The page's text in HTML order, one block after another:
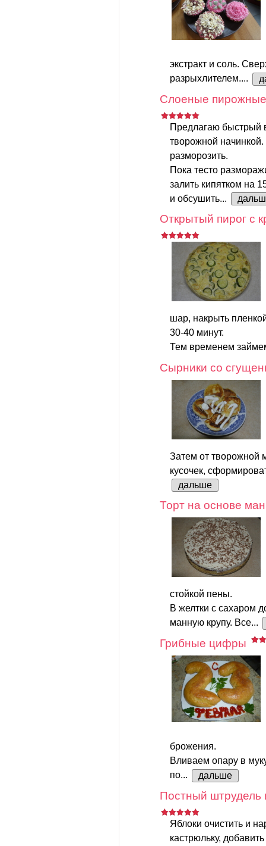
экстракт и соль.
разрыхлителем....
Слоеные
Предлагаю быстрый
творожной
разморозить.
Пока тесто
залить кипятком на
и обсушить...
Открытый пирог с
шар, накрыть
30-40 минут.
Тем временем
Сырники со
Затем от творожной
кусочек,
дальше
Торт на основе
стойкой пены.
В желтки с сахаром
манную крупу. Все...
Грибные цифры
брожения.
Вливаем опару в
по...
дальше
Постный штрудель
Яблоки очистить и
кастрюльку,